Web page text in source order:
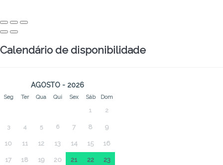
Calendário de disponibilidade
AGOSTO - 2026
Seg Ter Qua Qui Sex Sáb Dom
1 2
3 4 5 6 7 8 9
10 11 12 13 14 15 16
17 18 19 20 21 22 23